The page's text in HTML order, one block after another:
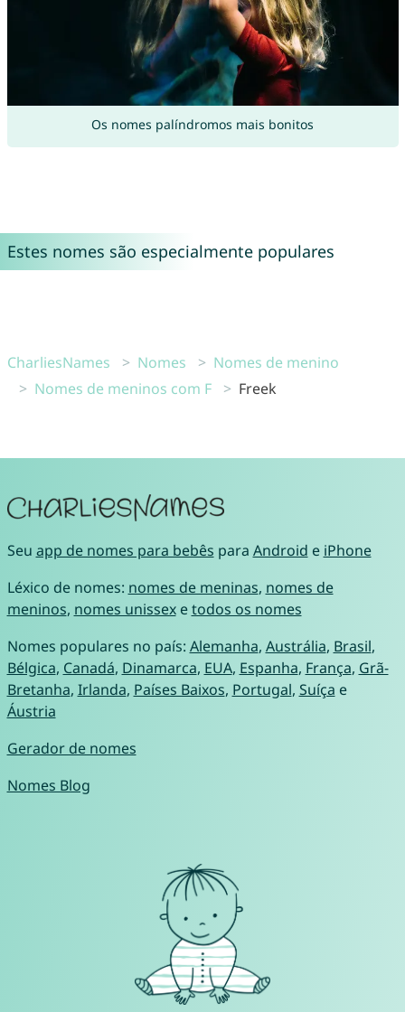
Os nomes palíndromos mais bonitos
Estes nomes são especialmente populares
CharliesNames Nomes
Nomes de menino
Nomes de meninos com F
Freek
Seu app de nomes para bebês para Android e iPhone
Léxico de nomes: nomes de meninas, nomes de
meninos, nomes unissexetodos os nomes
Nomes populares no país: Alemanha, Austrália, Brasil,
Bélgica, Canadá, Dinamarca, EUA, Espanha, França, Grã-
Bretanha, Irlanda, Países Baixos, Portugal, Suíça e
Áustria
Gerador de nomes
Nomes Blog